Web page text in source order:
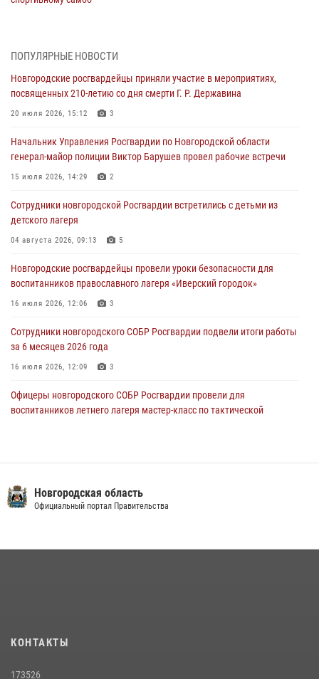
детского лагеря
04 августа 2026, 09:13 5
Новгородские росгвардейцы за неделю осуществили 203 выезда на
04 августа 2026, 09:12 1
Радиоэфир программы "Новости дня" на радио "Радио53" от 30
центре подготовки личного состава Росгвардии.
30 июля 2026, 16:00
разрешительной работы Росгвардии провели телефонную «горячую
линию»
30 июля 2026, 14:36 1
Новгородские росгвардейцы рассказали о службе детям из летнего
лагеря «Волынь»
30 июля 2026, 08:40 5
ПОПУЛЯРНЫЕ НОВОСТИ
Новгородские росгвардейцы приняли участие в мероприятиях,
посвященных 210-летию со дня смерти Г. Р. Державина
20 июля 2026, 15:12 3
Начальник Управления Росгвардии по Новгородской области
генерал-майор полиции Виктор Барушев провел рабочие встречи
15 июля 2026, 14:29 2
Сотрудники новгородской Росгвардии встретились с детьми из
детского лагеря
04 августа 2026, 09:13 5
Новгородские росгвардейцы провели уроки безопасности для
воспитанников православного лагеря «Иверский городок»
16 июля 2026, 12:06 3
Сотрудники новгородского СОБР Росгвардии подвели итоги работы
за 6 месяцев 2026 года
16 июля 2026, 12:09 3
Офицеры новгородского СОБР Росгвардии провели для
воспитанников летнего лагеря мастер-класс по тактической
подвел итоги служебной деятельности сотрудников
вневедомственной охраны за первое полугодие 2026 года
Новгородские росгвардейцы завоевали третье место в Санкт-
Росгвардейцы из Великого Новгорода стали призерами в личном
спортивному самбо
Новгородская область
Официальный портал Правительства
КОНТАКТЫ
173526